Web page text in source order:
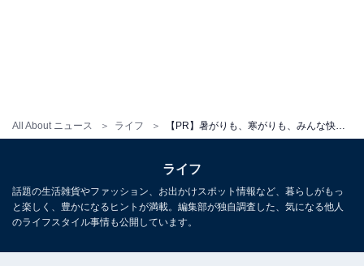
All About ニュース ライフ
穴の開いたパネルが無風感ルーバー
ライフ
話題の生活雑貨やファッション、お出かけスポット情報など、暮らしがもっ
と楽しく、豊かになるヒントが満載。編集部が独自調査した、気になる他人
のライフスタイル事情も公開しています。